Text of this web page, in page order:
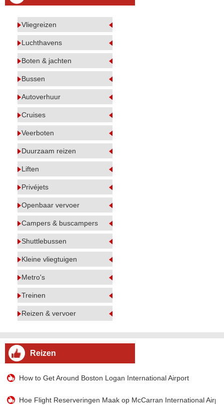
Vliegreizen
Luchthavens
Boten & jachten
Bussen
Autoverhuur
Cruises
Veerboten
Duurzaam reizen
Liften
Privéjets
Openbaar vervoer
Campers & buscampers
Shuttlebussen
Kleine vliegtuigen
Metro's
Treinen
Reizen & vervoer
Reizen
How to Get Around Boston Logan International Airport
Hoe Flight Reserveringen Maak op McCarran International